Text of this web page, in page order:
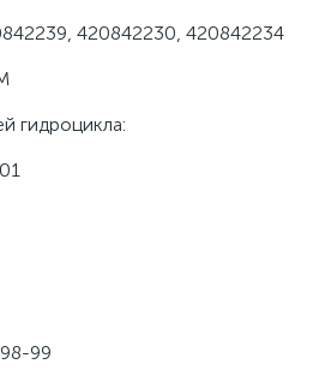
420842230, 420842234
гидроцикла:
99